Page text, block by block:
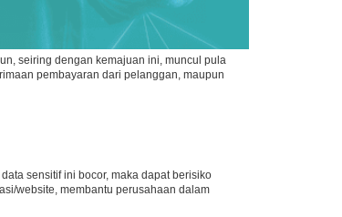
seiring dengan kemajuan ini, muncul pula
pembayaran dari pelanggan, maupun
sensitif ini bocor, maka dapat berisiko
website, membantu perusahaan dalam